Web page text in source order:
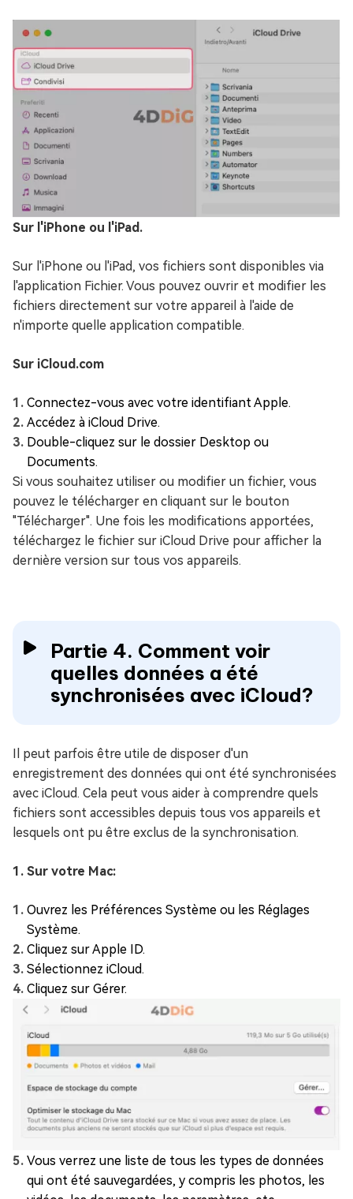
Sur l'iPhone ou l'iPad.
Sur l'iPhone ou l'iPad, vos fichiers sont disponibles via
l'application Fichier. Vous pouvez ouvrir et modifier les
fichiers directement sur votre appareil à l'aide de
n'importe quelle application compatible.
Sur iCloud.com
Connectez-vous avec votre identifiant Apple.
Accédez à iCloud Drive.
Double-cliquez sur le dossier Desktop ou
Documents.
Si vous souhaitez utiliser ou modifier un fichier, vous
pouvez le télécharger en cliquant sur le bouton
"Télécharger". Une fois les modifications apportées,
téléchargez le fichier sur iCloud Drive pour afficher la
dernière version sur tous vos appareils.
Partie 4. Comment voir
quelles données a été
synchronisées avec iCloud?
Il peut parfois être utile de disposer d'un
enregistrement des données qui ont été synchronisées
avec iCloud. Cela peut vous aider à comprendre quels
fichiers sont accessibles depuis tous vos appareils et
lesquels ont pu être exclus de la synchronisation.
1. Sur votre Mac:
Ouvrez les Préférences Système ou les Réglages
Système.
Cliquez sur Apple ID.
Sélectionnez iCloud.
Cliquez sur Gérer.
Vous verrez une liste de tous les types de données
qui ont été sauvegardées, y compris les photos, les